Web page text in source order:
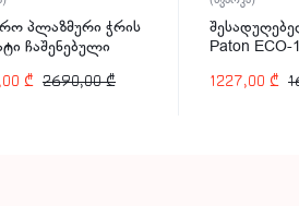
პლაზმური ჭრის
ჩაშენებული
40CUT-C 40A
2690,00₾
₾
Paton ECO-
1227,00 ₾